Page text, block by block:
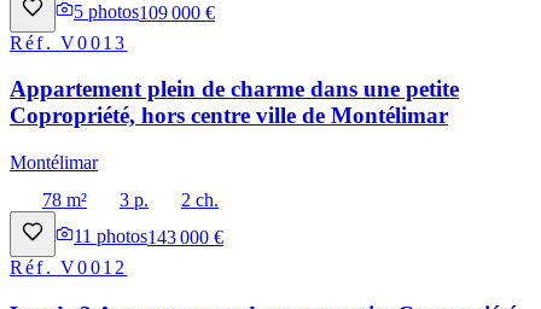
5 photos109 000 €
Réf.V0013
Appartement plein de charme dans une petite
Copropriété, hors centre ville de Montélimar
Montélimar
78 m²
3 p.
2 ch.
11 photos143 000 €
Réf.V0012